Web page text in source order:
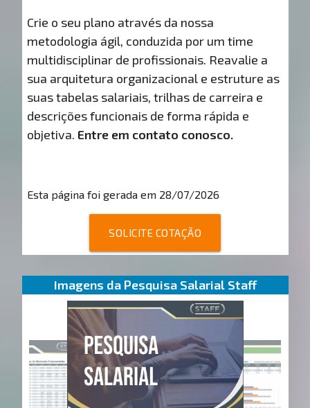
Crie o seu plano através da nossa
metodologia ágil, conduzida por um time
multidisciplinar de profissionais. Reavalie a
sua arquitetura organizacional e estruture as
suas tabelas salariais, trilhas de carreira e
descrições funcionais de forma rápida e
objetiva. Entre em contato conosco.
Esta página foi gerada em 28/07/2026
SOLICITE COTAÇÃO
Imagens da Pesquisa Salarial Staff